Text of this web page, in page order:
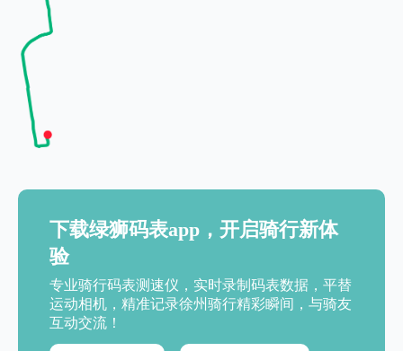
下载绿狮码表app，开启骑行新体
验
专业骑行码表测速仪，实时录制码表数据，平替
运动相机，精准记录徐州骑行精彩瞬间，与骑友
互动交流！